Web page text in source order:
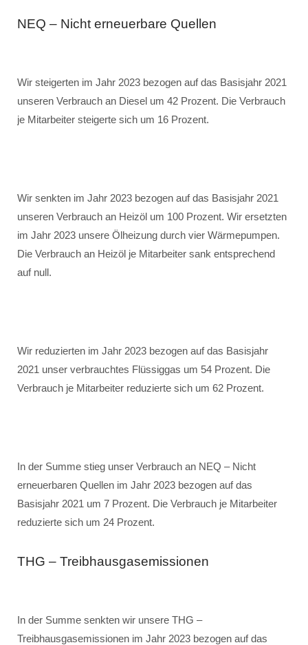
NEQ – Nicht erneuerbare Quellen
Wir steigerten im Jahr 2023 bezogen auf das Basisjahr 2021
unseren Verbrauch an Diesel um 42 Prozent. Die Verbrauch
je Mitarbeiter steigerte sich um 16 Prozent.
Wir senkten im Jahr 2023 bezogen auf das Basisjahr 2021
unseren Verbrauch an Heizöl um 100 Prozent. Wir ersetzten
im Jahr 2023 unsere Ölheizung durch vier Wärmepumpen.
Die Verbrauch an Heizöl je Mitarbeiter sank entsprechend
auf null.
Wir reduzierten im Jahr 2023 bezogen auf das Basisjahr
2021 unser verbrauchtes Flüssiggas um 54 Prozent. Die
Verbrauch je Mitarbeiter reduzierte sich um 62 Prozent.
In der Summe stieg unser Verbrauch an NEQ – Nicht
erneuerbaren Quellen im Jahr 2023 bezogen auf das
Basisjahr 2021 um 7 Prozent. Die Verbrauch je Mitarbeiter
reduzierte sich um 24 Prozent.
THG – Treibhausgasemissionen
In der Summe senkten wir unsere THG –
Treibhausgasemissionen im Jahr 2023 bezogen auf das